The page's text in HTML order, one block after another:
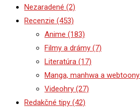
Nezaradené (2)
Recenzie (453)
Anime (183)
Filmy a drámy (7)
Literatúra (17)
Manga, manhwa a webtoony
Videohry (27)
Redakčné tipy (42)